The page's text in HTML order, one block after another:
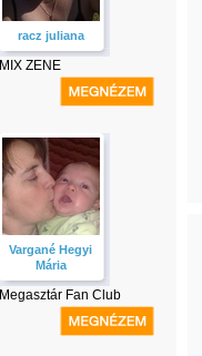
racz juliana
MIX ZENE
Vargané Hegyi
Mária
Megasztár Fan Club